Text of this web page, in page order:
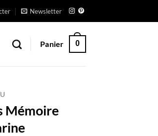
Newsletter
Panier 0
Mémoire